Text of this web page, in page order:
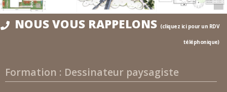
NOUS VOUS RAPPELONS (cliquez ici pour un RDV
téléphonique)
Formation : Dessinateur paysagiste